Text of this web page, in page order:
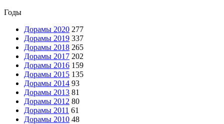
Годы
Дорамы 2020 277
Дорамы 2019 337
Дорамы 2018 265
Дорамы 2017 202
Дорамы 2016 159
Дорамы 2015 135
Дорамы 2014 93
Дорамы 2013 81
Дорамы 2012 80
Дорамы 2011 61
Дорамы 2010 48